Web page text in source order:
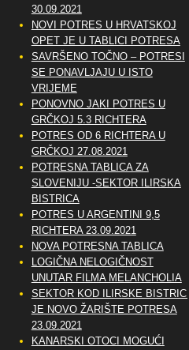
30.09.2021
NOVI POTRES U HRVATSKOJ
OPET JE U TABLICI POTRESA
SAVRŠENO TOČNO – POTRESI
SE PONAVLJAJU U ISTO
VRIJEME
PONOVNO JAKI POTRES U
GRČKOJ 5.3 RICHTERA
POTRES OD 6 RICHTERA U
GRČKOJ 27.08.2021
POTRESNA TABLICA ZA
SLOVENIJU -SEKTOR ILIRSKA
BISTRICA
POTRES U ARGENTINI 9,5
RICHTERA 23.09.2021
NOVA POTRESNA TABLICA
LOGIČNA NELOGIČNOST
UNUTAR FILMA MELANCHOLIA
SEKTOR KOD ILIRSKE BISTRICE
JE NOVO ŽARIŠTE POTRESA
23.09.2021
KANARSKI OTOCI MOGUĆI